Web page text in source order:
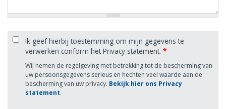
Ik geef hierbij toestemming om mijn gegevens te
verwerken conform het Privacy statement. *
Wij nemen de regelgeving met betrekking tot de bescherming van
uw persoonsgegevens serieus en hechten veel waarde aan de
bescherming van uw privacy. Bekijk hier ons Privacy
statement.